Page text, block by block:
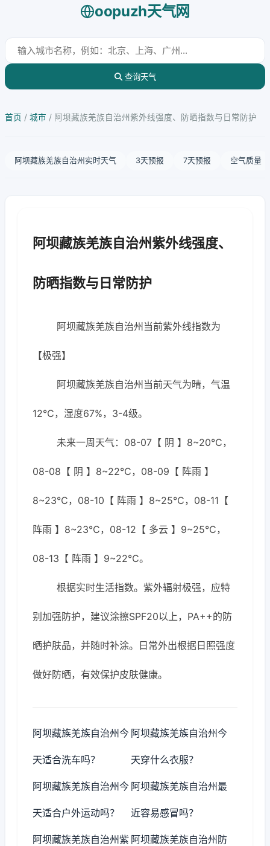
oopuzh天气网
查询天气
首页 / 城市 / 阿坝藏族羌族自治州紫外线强度、防晒指数与日常防护
阿坝藏族羌族自治州实时天气 3天预报 7天预报 空气质量
阿坝藏族羌族自治州紫外线强度、
防晒指数与日常防护
阿坝藏族羌族自治州当前紫外线指数为
【极强】
阿坝藏族羌族自治州当前天气为晴，气温
12℃，湿度67%，3-4级。
未来一周天气：08-07【 阴 】8~20℃，
08-08【 阴 】8~22℃，08-09【 阵雨 】
8~23℃，08-10【 阵雨 】8~25℃，08-11【
阵雨 】8~23℃，08-12【 多云 】9~25℃，
08-13【 阵雨 】9~22℃。
根据实时生活指数。紫外辐射极强，应特
别加强防护，建议涂擦SPF20以上，PA++的防
晒护肤品，并随时补涂。日常外出根据日照强度
做好防晒，有效保护皮肤健康。
阿坝藏族羌族自治州今
天适合洗车吗？
阿坝藏族羌族自治州今
天穿什么衣服？
阿坝藏族羌族自治州今
天适合户外运动吗？
阿坝藏族羌族自治州最
近容易感冒吗？
阿坝藏族羌族自治州紫 阿坝藏族羌族自治州防